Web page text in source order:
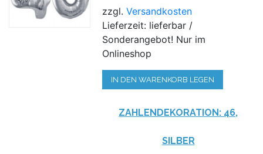
zzgl.Versandkosten
Lieferzeit: lieferbar /
Sonderangebot! Nur im
Onlineshop
IN DEN WARENKORB LEGEN
ZAHLENDEKORATION: 46,
SILBER